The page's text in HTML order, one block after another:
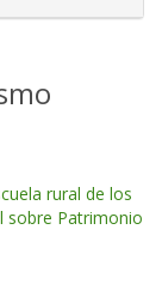
rural de los
sobre Patrimonio